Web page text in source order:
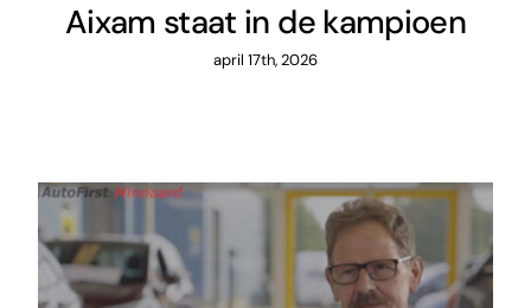
Aixam staat in de kampioen
april 17th, 2026